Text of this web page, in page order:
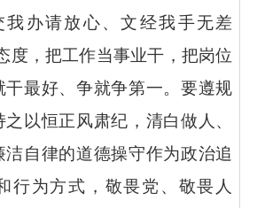
我办请放心、文经我手无差
度，把工作当事业干，把岗位
干最好、争就争第一。要遵规
以恒正风肃纪，清白做人、
自律的道德操守作为政治追
行为方式，敬畏党、敬畏人